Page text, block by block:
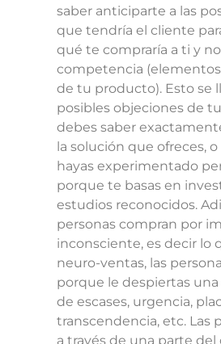
saber anticiparte a las
que tendría el cliente
qué te compraría a ti y
competencia
de tu producto). Esto se
posibles objeciones de
debes saber
la solución que ofreces,
hayas experimentado
porque te basas en
estudios reconocidos.
personas compran por
inconsciente, es decir lo
neuro-ventas, las
porque le despiertas
de escases, urgencia,
transcendencia, etc. Las
a través de una parte